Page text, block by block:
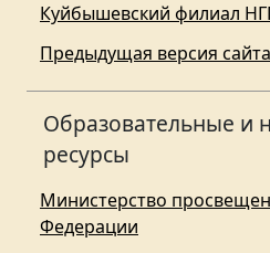
Куйбышевский филиал
Предыдущая версия сайта
Образовательные и
ресурсы
Министерство
Федерации